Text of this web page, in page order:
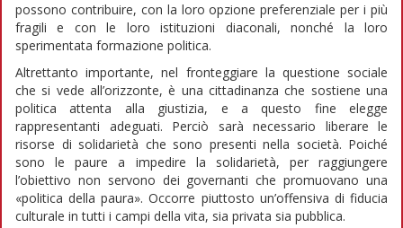
possono contribuire, con la loro opzione preferenziale per i più
fragili e con le loro istituzioni diaconali, nonché la loro
sperimentata formazione politica.
Altrettanto importante, nel fronteggiare la questione sociale
che si vede all’orizzonte, è una cittadinanza che sostiene una
politica attenta alla giustizia, e a questo fine elegge
rappresentanti adeguati. Perciò sarà necessario liberare le
risorse di solidarietà che sono presenti nella società. Poiché
sono le paure a impedire la solidarietà, per raggiungere
l’obiettivo non servono dei governanti che promuovano una
«politica della paura». Occorre piuttosto un’offensiva di fiducia
culturale in tutti i campi della vita, sia privata sia pubblica.